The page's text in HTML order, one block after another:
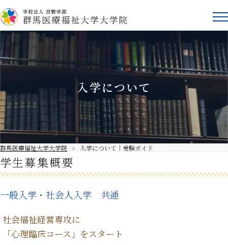
入学について
群馬医療福祉大学大学院 > 入学について｜受験ガイド
学生募集概要
一般入学・社会人入学 共通
社会福祉経営専攻に
「心理臨床コース」をスタート